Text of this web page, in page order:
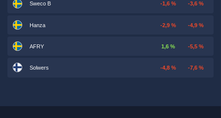
Sweco B -1,6 % -3,6 %
Hanza -2,9 % -4,9 %
AFRY 1,6 % -5,5 %
Solwers -4,8 % -7,6 %